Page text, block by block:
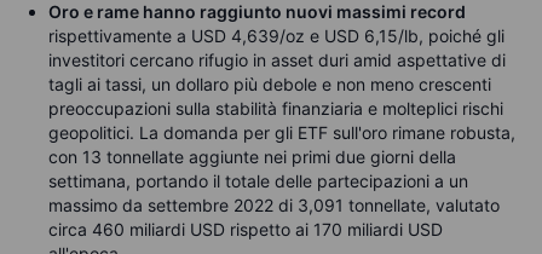
Oro e rame hanno raggiunto nuovi massimi record
rispettivamente a USD 4,639/oz e USD 6,15/lb, poiché gli
investitori cercano rifugio in asset duri amid aspettative di
tagli ai tassi, un dollaro più debole e non meno crescenti
preoccupazioni sulla stabilità finanziaria e molteplici rischi
geopolitici. La domanda per gli ETF sull'oro rimane robusta,
con 13 tonnellate aggiunte nei primi due giorni della
settimana, portando il totale delle partecipazioni a un
massimo da settembre 2022 di 3,091 tonnellate, valutato
circa 460 miliardi USD rispetto ai 170 miliardi USD